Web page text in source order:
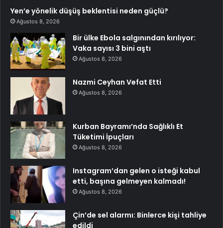
Yen’e yönelik düşüş beklentisi neden güçlü?
Ağustos 8, 2026
Bir ülke Ebola salgınından kırılıyor:
Vaka sayısı 3 bini aştı
Ağustos 8, 2026
Nazmi Ceyhan Vefat Etti
Ağustos 8, 2026
Kurban Bayramı’nda Sağlıklı Et
Tüketimi İpuçları
Ağustos 8, 2026
Instagram’dan gelen o isteği kabul
etti, başına gelmeyen kalmadı!
Ağustos 8, 2026
Çin’de sel alarmı: Binlerce kişi tahliye
edildi